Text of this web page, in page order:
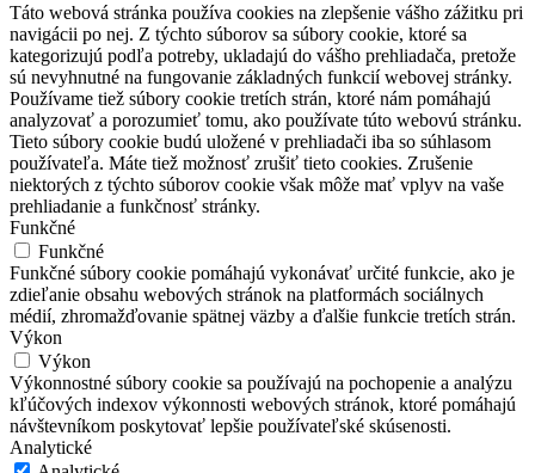
Táto webová stránka používa cookies na zlepšenie vášho zážitku pri
navigácii po nej. Z týchto súborov sa súbory cookie, ktoré sa
kategorizujú podľa potreby, ukladajú do vášho prehliadača, pretože
sú nevyhnutné na fungovanie základných funkcií webovej stránky.
Používame tiež súbory cookie tretích strán, ktoré nám pomáhajú
analyzovať a porozumieť tomu, ako používate túto webovú stránku.
Tieto súbory cookie budú uložené v prehliadači iba so súhlasom
používateľa. Máte tiež možnosť zrušiť tieto cookies. Zrušenie
niektorých z týchto súborov cookie však môže mať vplyv na vaše
prehliadanie a funkčnosť stránky.
Funkčné
Funkčné
Funkčné súbory cookie pomáhajú vykonávať určité funkcie, ako je
zdieľanie obsahu webových stránok na platformách sociálnych
médií, zhromažďovanie spätnej väzby a ďalšie funkcie tretích strán.
Výkon
Výkon
Výkonnostné súbory cookie sa používajú na pochopenie a analýzu
kľúčových indexov výkonnosti webových stránok, ktoré pomáhajú
návštevníkom poskytovať lepšie používateľské skúsenosti.
Analytické